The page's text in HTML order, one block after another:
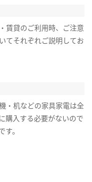
賃貸のご利用時、ご注意
てそれぞれご説明してお
・机などの家具家電は全
購入する必要がないので
。